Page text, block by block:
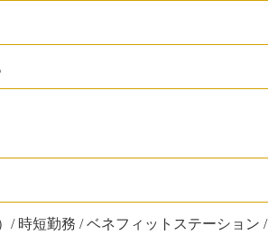
/ 時短勤務 / ベネフィットステーション /